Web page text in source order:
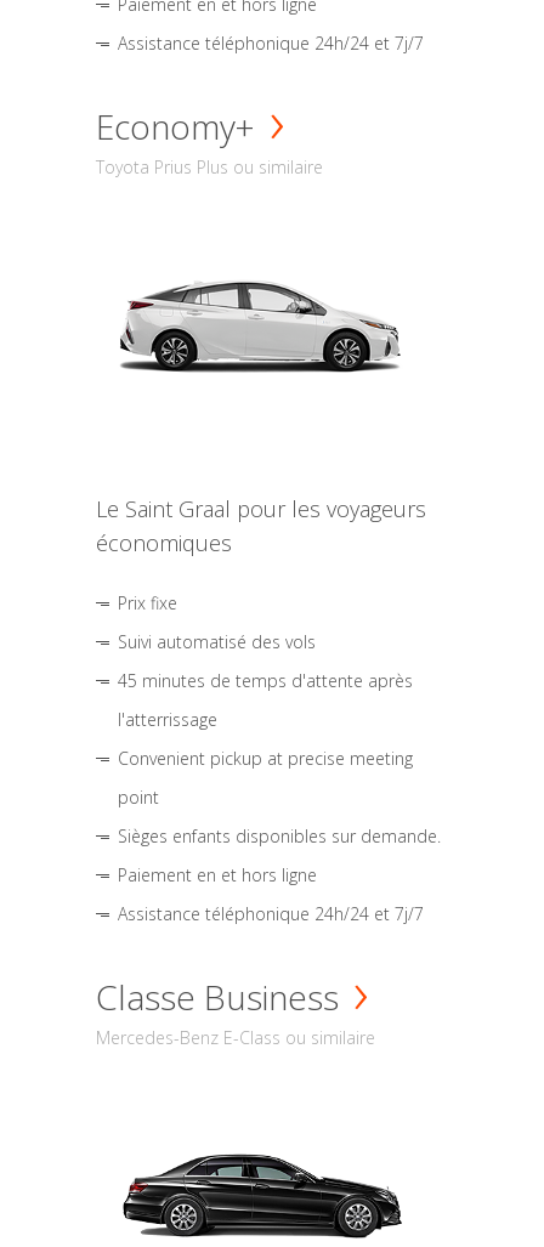
Assistance téléphonique 24h/24 et 7j/7
Economy+
Toyota Prius Plus ou similaire
Le Saint Graal pour les voyageurs
économiques
Prix fixe
Suivi automatisé des vols
45 minutes de temps d'attente après
l'atterrissage
Convenient pickup at precise meeting
point
Sièges enfants disponibles sur demande.
Paiement en et hors ligne
Assistance téléphonique 24h/24 et 7j/7
Classe Business
Mercedes-Benz E-Class ou similaire